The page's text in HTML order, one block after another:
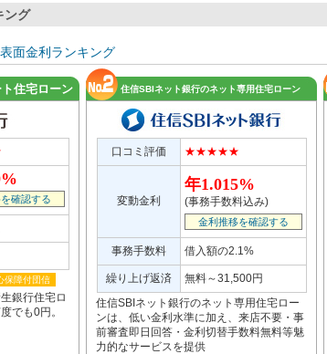
ング
表面金利ランキング
住宅ローン
確認する
保障付団信
銀行住宅ロ
でも0円。
住信SBIネット銀行のネット専用住宅ローン
口コミ評価 ★★★★★
変動金利
年1.015%
(事務手数料込み)
金利推移を確認する
事務手数料 借入額の2.1%
繰り上げ返済
無料～31,500円
住信SBIネット銀行のネット専用住宅ロー
ンは、低い金利水準に加え、来店不要・事
前審査即日回答・金利切替手数料無料等魅
力的なサービスを提供